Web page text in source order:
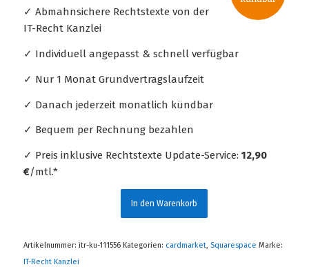
✓ Abmahnsichere Rechtstexte von der
IT-Recht Kanzlei
✓ Individuell angepasst & schnell verfügbar
✓ Nur 1 Monat Grundvertragslaufzeit
✓ Danach jederzeit monatlich kündbar
✓ Bequem per Rechnung bezahlen
✓ Preis inklusive Rechtstexte Update-Service: 12,90
€/mtl.*
In den Warenkorb
Artikelnummer: itr-ku-111556 Kategorien: cardmarket, Squarespace Marke:
IT-Recht Kanzlei